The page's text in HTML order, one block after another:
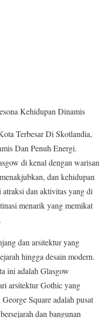
Kehidupan Dinamis
Terbesar Di Skotlandia,
Dan Penuh Energi.
di kenal dengan warisan
dan kehidupan
dan aktivitas yang di
menarik yang memikat
dan arsitektur yang
hingga desain modern.
ini adalah Glasgow
arsitektur Gothic yang
Square adalah pusat
dan bangunan